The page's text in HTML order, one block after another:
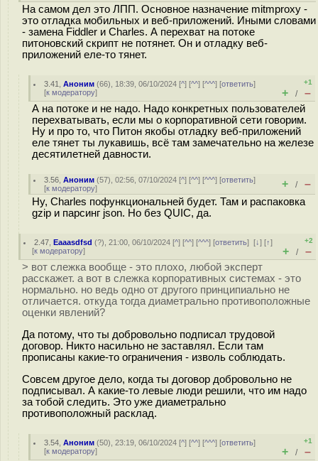
На самом дел это ЛПП. Основное назначение mitmproxy -
это отладка мобильных и веб-приложений. Иными словами
- замена Fiddler и Charles. А перехват на потоке
питоновский скрипт не потянет. Он и отладку веб-
приложений еле-то тянет.
3.41 ,Аноним (66), 18:39, 06/10/2024 [^] [^^] [^^^] [ответить]
[к модератору]
+1
+ / –
А на потоке и не надо. Надо конкретных пользователей
перехватывать, если мы о корпоративной сети говорим.
Ну и про то, что Питон якобы отладку веб-приложений
еле тянет ты лукавишь, всё там замечательно на железе
десятилетней давности.
3.56 ,Аноним (57), 02:56, 07/10/2024 [^] [^^] [^^^] [ответить]
[к модератору] + / –
Ну, Charles пофункциональней будет. Там и распаковка
gzip и парсинг json. Но без QUIC, да.
2.47 ,Eaaasdfsd (?), 21:00, 06/10/2024 [^] [^^] [^^^] [ответить][↓] [↑]
[к модератору]
+2
+ / –
> вот слежка вообще - это плохо, любой эксперт
расскажет. а вот в слежка корпоративных системах - это
нормально. но ведь одно от другого принципиально не
отличается. откуда тогда диаметрально противоположные
оценки явлений?
Да потому, что ты добровольно подписал трудовой
договор. Никто насильно не заставлял. Если там
прописаны какие-то ограничения - изволь соблюдать.
Совсем другое дело, когда ты договор добровольно не
подписывал. А какие-то левые люди решили, что им надо
за тобой следить. Это уже диаметрально
противоположный расклад.
3.54 ,Аноним (50), 23:19, 06/10/2024 [^] [^^] [^^^] [ответить]
[к модератору]
+1
+ / –